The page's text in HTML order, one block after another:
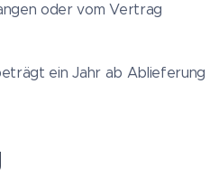
oder vom Vertrag
ein Jahr ab Ablieferung